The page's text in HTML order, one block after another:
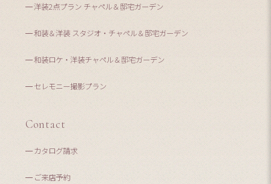
洋装2点プラン チャペル＆邸宅ガーデン
和装＆洋装 スタジオ・チャペル＆邸宅ガーデン
和装ロケ・洋装チャペル＆邸宅ガーデン
セレモニー撮影プラン
Contact
カタログ請求
ご来店予約